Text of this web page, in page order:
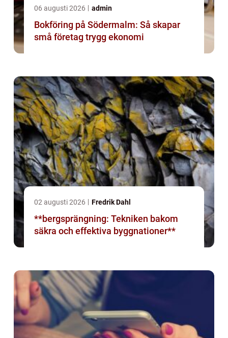
06 augusti 2026 admin
Bokföring på Södermalm: Så skapar
små företag trygg ekonomi
02 augusti 2026 Fredrik Dahl
**bergsprängning: Tekniken bakom
säkra och effektiva byggnationer**